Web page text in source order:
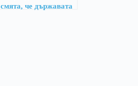
смята, че държавата